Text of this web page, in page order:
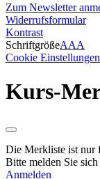
Zum Newsletter
Widerrufsformular
Kontrast
SchriftgrößeAAA
Cookie Einstellungen
Kurs-
Die Merkliste ist nur
Bitte melden Sie
Anmelden